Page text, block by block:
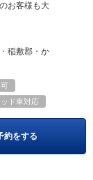
お客様も大
稲敷郡・か
ド車対応
約をする